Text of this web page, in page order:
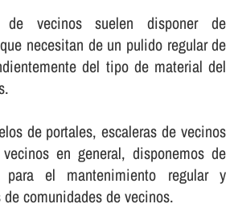
de vecinos suelen disponer de
necesitan de un pulido regular de
del tipo de material del
de portales, escaleras de vecinos
en general, disponemos de
para el mantenimiento regular y
comunidades de vecinos.